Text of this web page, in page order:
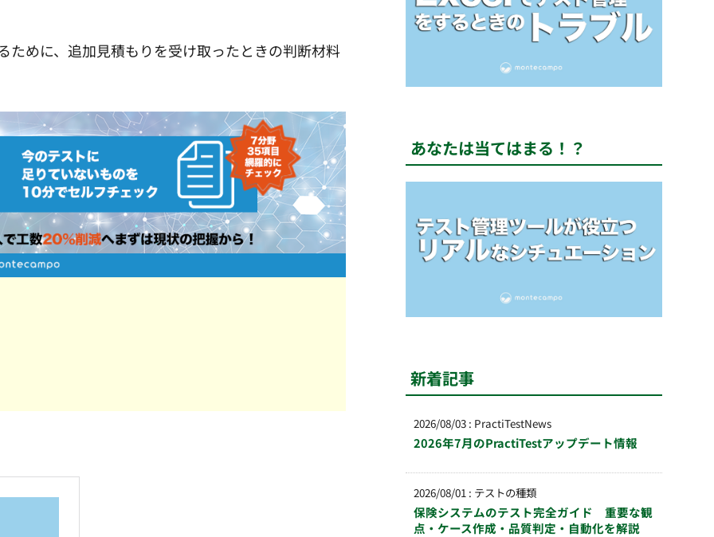
めに、追加見積もりを受け取ったときの判断材料
あなたは当てはまる！？
新着記事
2026/08/03: PractiTestNews
2026年7月のPractiTestアップデート情報
2026/08/01 : テストの種類
保険システムのテスト完全ガイド 重要な観
点・ケース作成・品質判定・自動化を解説